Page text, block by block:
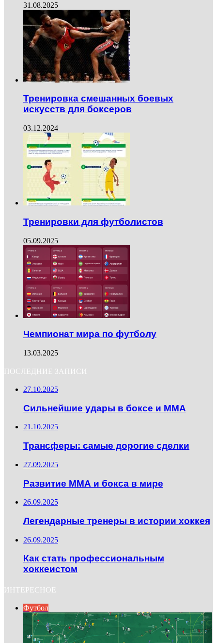
31.08.2025
Тренировка смешанных боевых
искусств для боксеров
03.12.2024
Тренировки для футболистов
05.09.2025
Чемпионат мира по футболу
13.03.2025
ПОСЛЕДНИЕ ЗАПИСИ
27.10.2025
Сильнейшие удары в боксе и ММА
21.10.2025
Трансферы: самые дорогие сделки
27.09.2025
Развитие ММА и бокса в мире
26.09.2025
Легендарные тренеры в истории хоккея
26.09.2025
Как стать профессиональным
хоккеистом
ИНТЕРЕСНОЕ
Футбол